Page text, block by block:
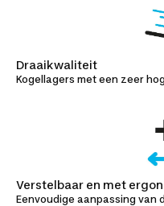
Draaikwaliteit
Kogellagers met een zeer
Verstelbaar en met
Eenvoudige aanpassing van